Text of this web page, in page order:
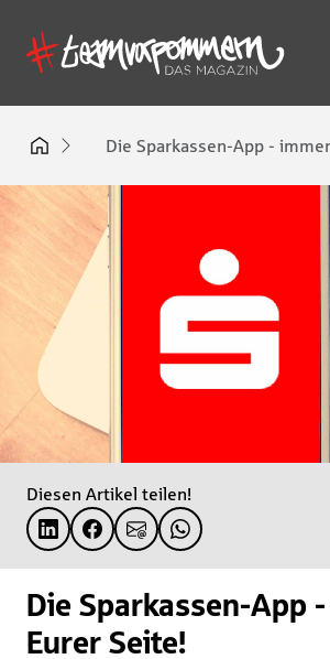
Die Sparkassen-App -
Diesen Artikel teilen!
Die Sparkassen-App
Eurer Seite!